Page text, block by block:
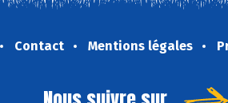
Contact Mentions légales